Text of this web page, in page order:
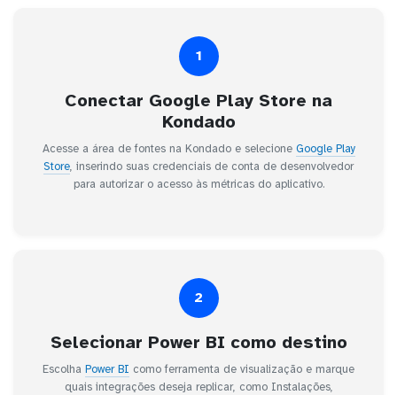
1
Conectar Google Play Store na
Kondado
Acesse a área de fontes na Kondado e selecione Google Play
Store, inserindo suas credenciais de conta de desenvolvedor
para autorizar o acesso às métricas do aplicativo.
2
Selecionar Power BI como destino
Escolha Power BI como ferramenta de visualização e marque
quais integrações deseja replicar, como Instalações,